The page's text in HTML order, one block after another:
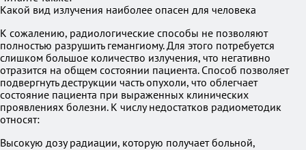
Какой вид излучения наиболее опасен для человека
К сожалению, радиологические способы не позволяют
полностью разрушить гемангиому. Для этого потребуется
слишком большое количество излучения, что негативно
отразится на общем состоянии пациента. Способ позволяет
подвергнуть деструкции часть опухоли, что облегчает
состояние пациента при выраженных клинических
проявлениях болезни. К числу недостатков радиометодик
относят:
Высокую дозу радиации, которую получает больной,